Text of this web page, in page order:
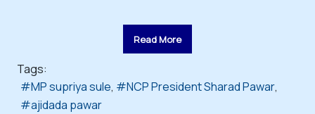
Read More
Tags:
MP supriya sule
NCP President Sharad Pawar
ajidada pawar